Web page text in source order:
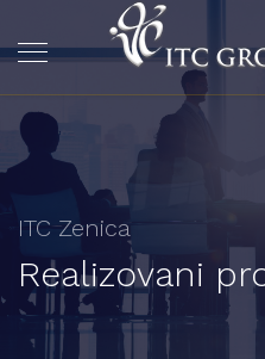
ITC Zenica
Realizovani